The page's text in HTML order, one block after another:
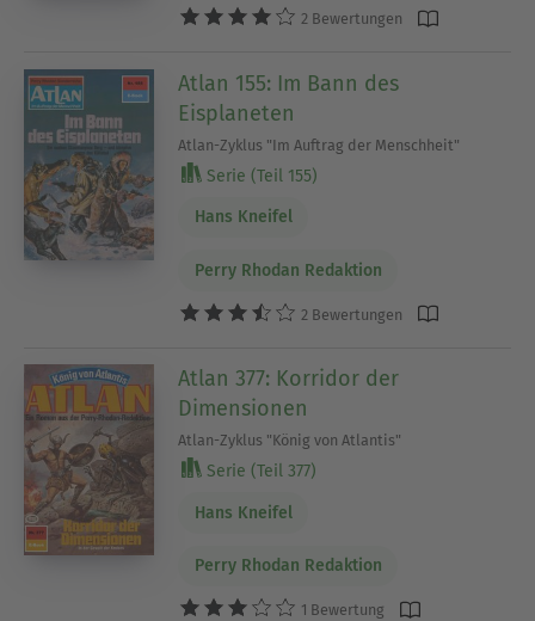
2 Bewertungen
Atlan 155: Im Bann des
Eisplaneten
Atlan-Zyklus "Im Auftrag der Menschheit"
Serie (Teil 155)
Hans Kneifel
Perry Rhodan Redaktion
2 Bewertungen
Atlan 377: Korridor der
Dimensionen
Atlan-Zyklus "König von Atlantis"
Serie (Teil 377)
Hans Kneifel
Perry Rhodan Redaktion
1 Bewertung